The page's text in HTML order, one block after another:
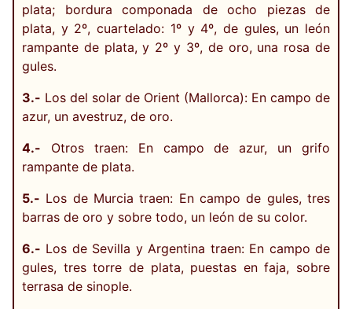
plata; bordura componada de ocho piezas de
plata, y 2º, cuartelado: 1º y 4º, de gules, un león
rampante de plata, y 2º y 3º, de oro, una rosa de
gules.
3.- Los del solar de Orient (Mallorca): En campo de
azur, un avestruz, de oro.
4.- Otros traen: En campo de azur, un grifo
rampante de plata.
5.- Los de Murcia traen: En campo de gules, tres
barras de oro y sobre todo, un león de su color.
6.- Los de Sevilla y Argentina traen: En campo de
gules, tres torre de plata, puestas en faja, sobre
terrasa de sinople.